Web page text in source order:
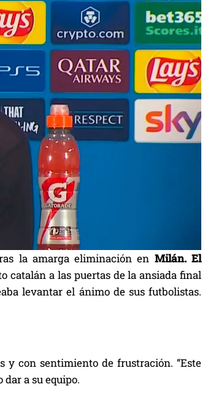
la amarga eliminación en Milán. El
catalán a las puertas de la ansiada final
levantar el ánimo de sus futbolistas.
y con sentimiento de frustración. “Este
dar a su equipo.